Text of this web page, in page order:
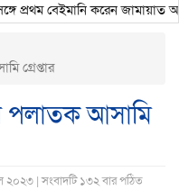
প্রথম বেইমানি করেন জামায়াত
গ্রেপ্তার
পলাতক আসামি
২০২৩ | সংবাদটি ১৩২ বার পঠিত